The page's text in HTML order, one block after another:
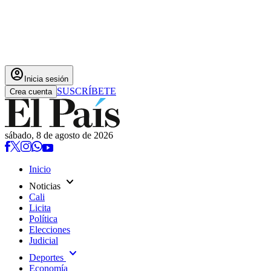
account_circle Inicia sesión
Crea cuenta SUSCRÍBETE
sábado, 8 de agosto de 2026
Inicio
Noticias expand_more
Cali
Licita
Política
Elecciones
Judicial
Deportes expand_more
Economía